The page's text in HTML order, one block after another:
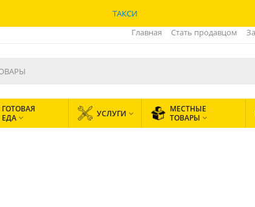
ТАКСИ
Главная Стать продавцом
ГОТОВАЯ
ЕДА  УСЛУГИ 
МЕСТНЫЕ
ТОВАРЫ 